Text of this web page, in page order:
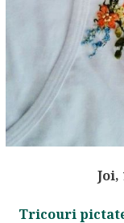
Joi,
Tricouri